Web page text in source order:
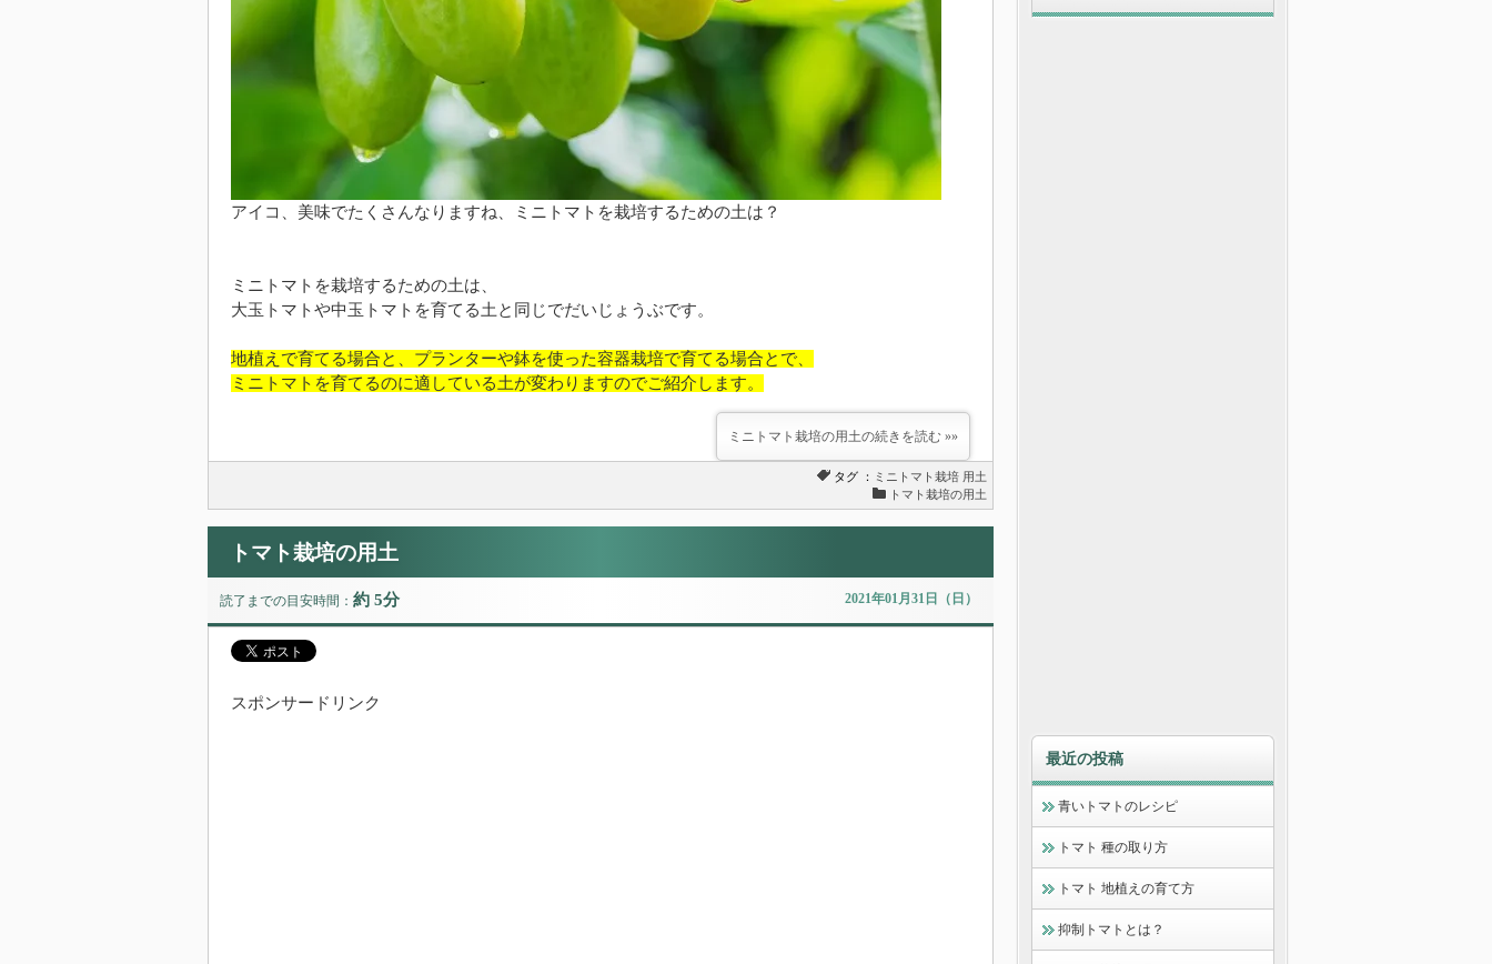
アイコ、美味でたくさんなりますね、ミニトマトを栽培するための土は？
ミニトマトを栽培するための土は、
大玉トマトや中玉トマトを育てる土と同じでだいじょうぶです。
地植えで育てる場合と、プランターや鉢を使った容器栽培で育てる場合とで、
ミニトマトを育てるのに適している土が変わりますのでご紹介します。
ミニトマト栽培の用土の続きを読む »»
タグ ： ミニトマト栽培 用土
トマト栽培の用土
トマト栽培の用土
読了までの目安時間： 約 5分 2021年01月31日（日）
スポンサードリンク
最近の投稿
青いトマトのレシピ
トマト 種の取り方
トマト 地植えの育て方
抑制トマトとは？